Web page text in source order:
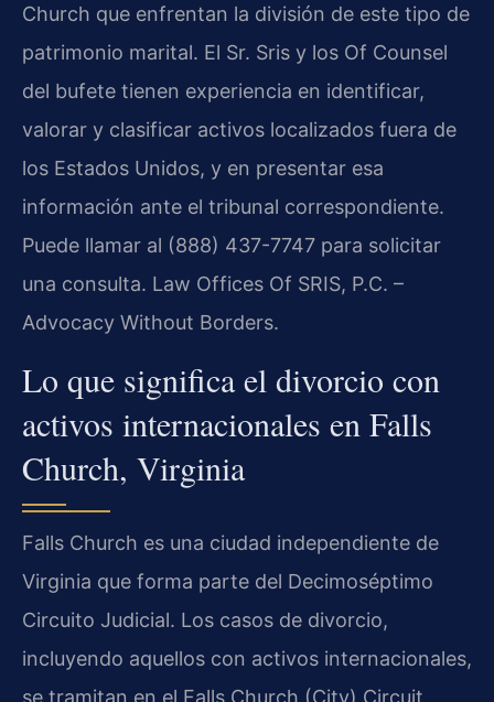
Church que enfrentan la división de este tipo de
patrimonio marital. El Sr. Sris y los Of Counsel
del bufete tienen experiencia en identificar,
valorar y clasificar activos localizados fuera de
los Estados Unidos, y en presentar esa
información ante el tribunal correspondiente.
Puede llamar al (888) 437-7747 para solicitar
una consulta. Law Offices Of SRIS, P.C. –
Advocacy Without Borders.
Lo que significa el divorcio con
activos internacionales en Falls
Church, Virginia
Falls Church es una ciudad independiente de
Virginia que forma parte del Decimoséptimo
Circuito Judicial. Los casos de divorcio,
incluyendo aquellos con activos internacionales,
se tramitan en el Falls Church (City) Circuit